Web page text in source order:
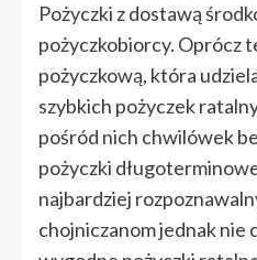
Pożyczki z dostawą
pożyczkobiorcy. Oprócz
pożyczkową, która
szybkich pożyczek
pośród nich chwilówek
pożyczki
najbardziej
chojniczanom jednak nie